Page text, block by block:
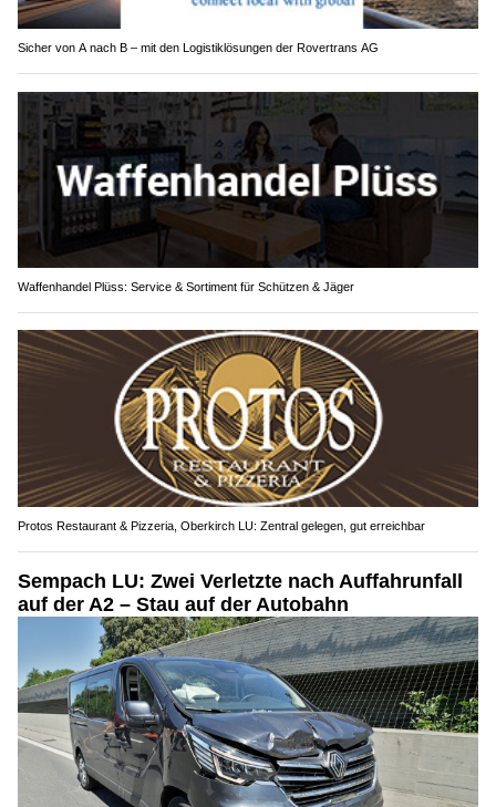
Sicher von A nach B – mit den Logistiklösungen der Rovertrans AG
Waffenhandel Plüss: Service & Sortiment für Schützen & Jäger
Protos Restaurant & Pizzeria, Oberkirch LU: Zentral gelegen, gut erreichbar
Sempach LU: Zwei Verletzte nach Auffahrunfall
auf der A2 – Stau auf der Autobahn